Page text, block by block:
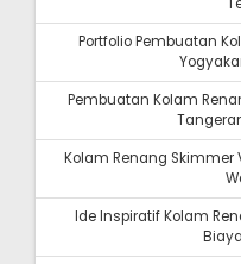
Portfolio Pembuatan
Pembuatan Kolam
Kolam Renang Skimmer
Ide Inspiratif Kolam